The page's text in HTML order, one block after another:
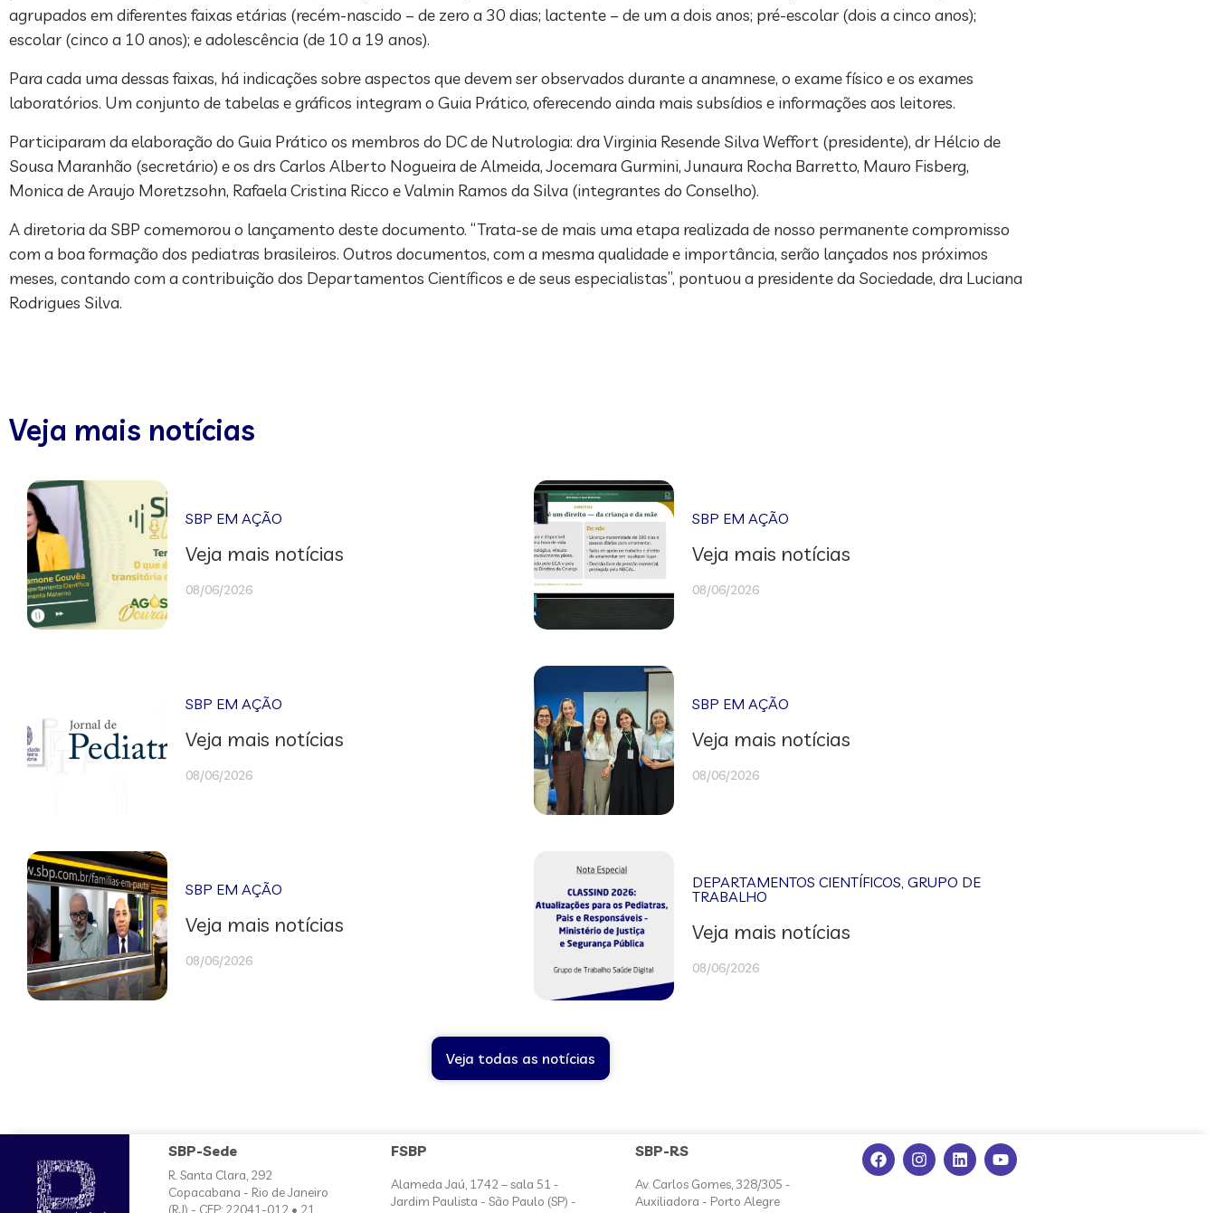
agrupados em diferentes faixas etárias (recém-nascido – de zero a 30 dias; lactente – de um a dois anos; pré-escolar (dois a cinco anos);
escolar (cinco a 10 anos); e adolescência (de 10 a 19 anos).
Para cada uma dessas faixas, há indicações sobre aspectos que devem ser observados durante a anamnese, o exame físico e os exames
laboratórios. Um conjunto de tabelas e gráficos integram o Guia Prático, oferecendo ainda mais subsídios e informações aos leitores.
Participaram da elaboração do Guia Prático os membros do DC de Nutrologia: dra Virginia Resende Silva Weffort (presidente), dr Hélcio de
Sousa Maranhão (secretário) e os drs Carlos Alberto Nogueira de Almeida, Jocemara Gurmini, Junaura Rocha Barretto, Mauro Fisberg,
Monica de Araujo Moretzsohn, Rafaela Cristina Ricco e Valmin Ramos da Silva (integrantes do Conselho).
A diretoria da SBP comemorou o lançamento deste documento. “Trata-se de mais uma etapa realizada de nosso permanente compromisso
com a boa formação dos pediatras brasileiros. Outros documentos, com a mesma qualidade e importância, serão lançados nos próximos
meses, contando com a contribuição dos Departamentos Científicos e de seus especialistas”, pontuou a presidente da Sociedade, dra Luciana
Rodrigues Silva.
Veja mais notícias
SBP EM AÇÃO
Veja mais notícias
08/06/2026
SBP EM AÇÃO
Veja mais notícias
08/06/2026
SBP EM AÇÃO
Veja mais notícias
08/06/2026
SBP EM AÇÃO
Veja mais notícias
08/06/2026
SBP EM AÇÃO
Veja mais notícias
08/06/2026
DEPARTAMENTOS CIENTÍFICOS,GRUPO DE
TRABALHO
Veja mais notícias
08/06/2026
Veja todas as notícias
SBP-Sede
R. Santa Clara, 292
Copacabana - Rio de Janeiro
(RJ) - CEP: 22041-012 • 21
FSBP
Alameda Jaú, 1742 – sala 51 -
Jardim Paulista - São Paulo (SP) -
SBP-RS
Av. Carlos Gomes, 328/305 -
Auxiliadora - Porto Alegre